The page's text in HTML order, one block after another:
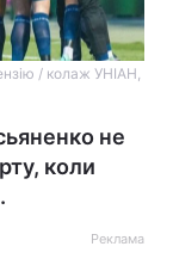
/ колаж УНІАН,
не
коли
Реклама